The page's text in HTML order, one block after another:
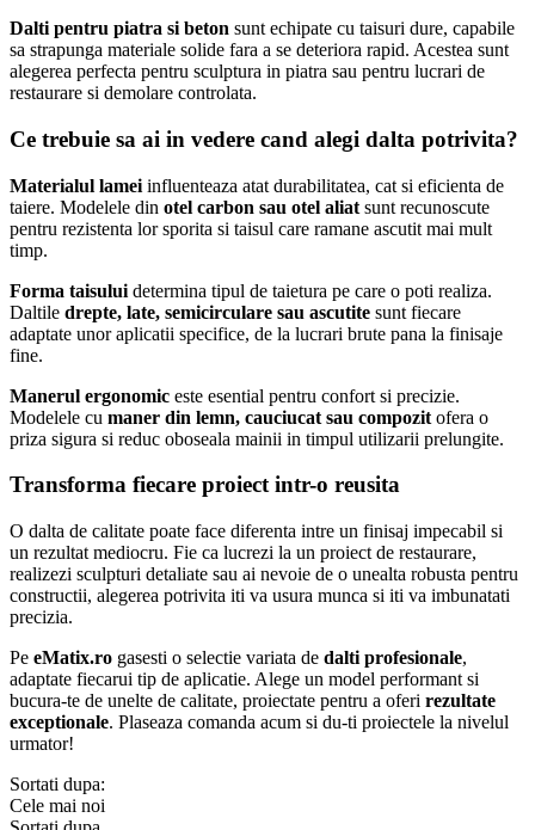
Dalti pentru piatra si beton sunt echipate cu taisuri dure, capabile
sa strapunga materiale solide fara a se deteriora rapid. Acestea sunt
alegerea perfecta pentru sculptura in piatra sau pentru lucrari de
restaurare si demolare controlata.
Ce trebuie sa ai in vedere cand alegi dalta potrivita?
Materialul lamei influenteaza atat durabilitatea, cat si eficienta de
taiere. Modelele din otel carbon sau otel aliat sunt recunoscute
pentru rezistenta lor sporita si taisul care ramane ascutit mai mult
timp.
Forma taisului determina tipul de taietura pe care o poti realiza.
Daltile drepte, late, semicirculare sau ascutite sunt fiecare
adaptate unor aplicatii specifice, de la lucrari brute pana la finisaje
fine.
Manerul ergonomic este esential pentru confort si precizie.
Modelele cu maner din lemn, cauciucat sau compozit ofera o
priza sigura si reduc oboseala mainii in timpul utilizarii prelungite.
Transforma fiecare proiect intr-o reusita
O dalta de calitate poate face diferenta intre un finisaj impecabil si
un rezultat mediocru. Fie ca lucrezi la un proiect de restaurare,
realizezi sculpturi detaliate sau ai nevoie de o unealta robusta pentru
constructii, alegerea potrivita iti va usura munca si iti va imbunatati
precizia.
Pe eMatix.ro gasesti o selectie variata de dalti profesionale,
adaptate fiecarui tip de aplicatie. Alege un model performant si
bucura-te de unelte de calitate, proiectate pentru a oferi rezultate
exceptionale. Plaseaza comanda acum si du-ti proiectele la nivelul
urmator!
Sortati dupa:
Cele mai noi